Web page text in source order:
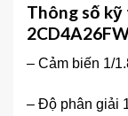
Thông số kỹ
– Cảm biến 1/
– Độ phân giải